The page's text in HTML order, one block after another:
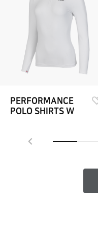
PERFORMANCE
POLO SHIRTS W